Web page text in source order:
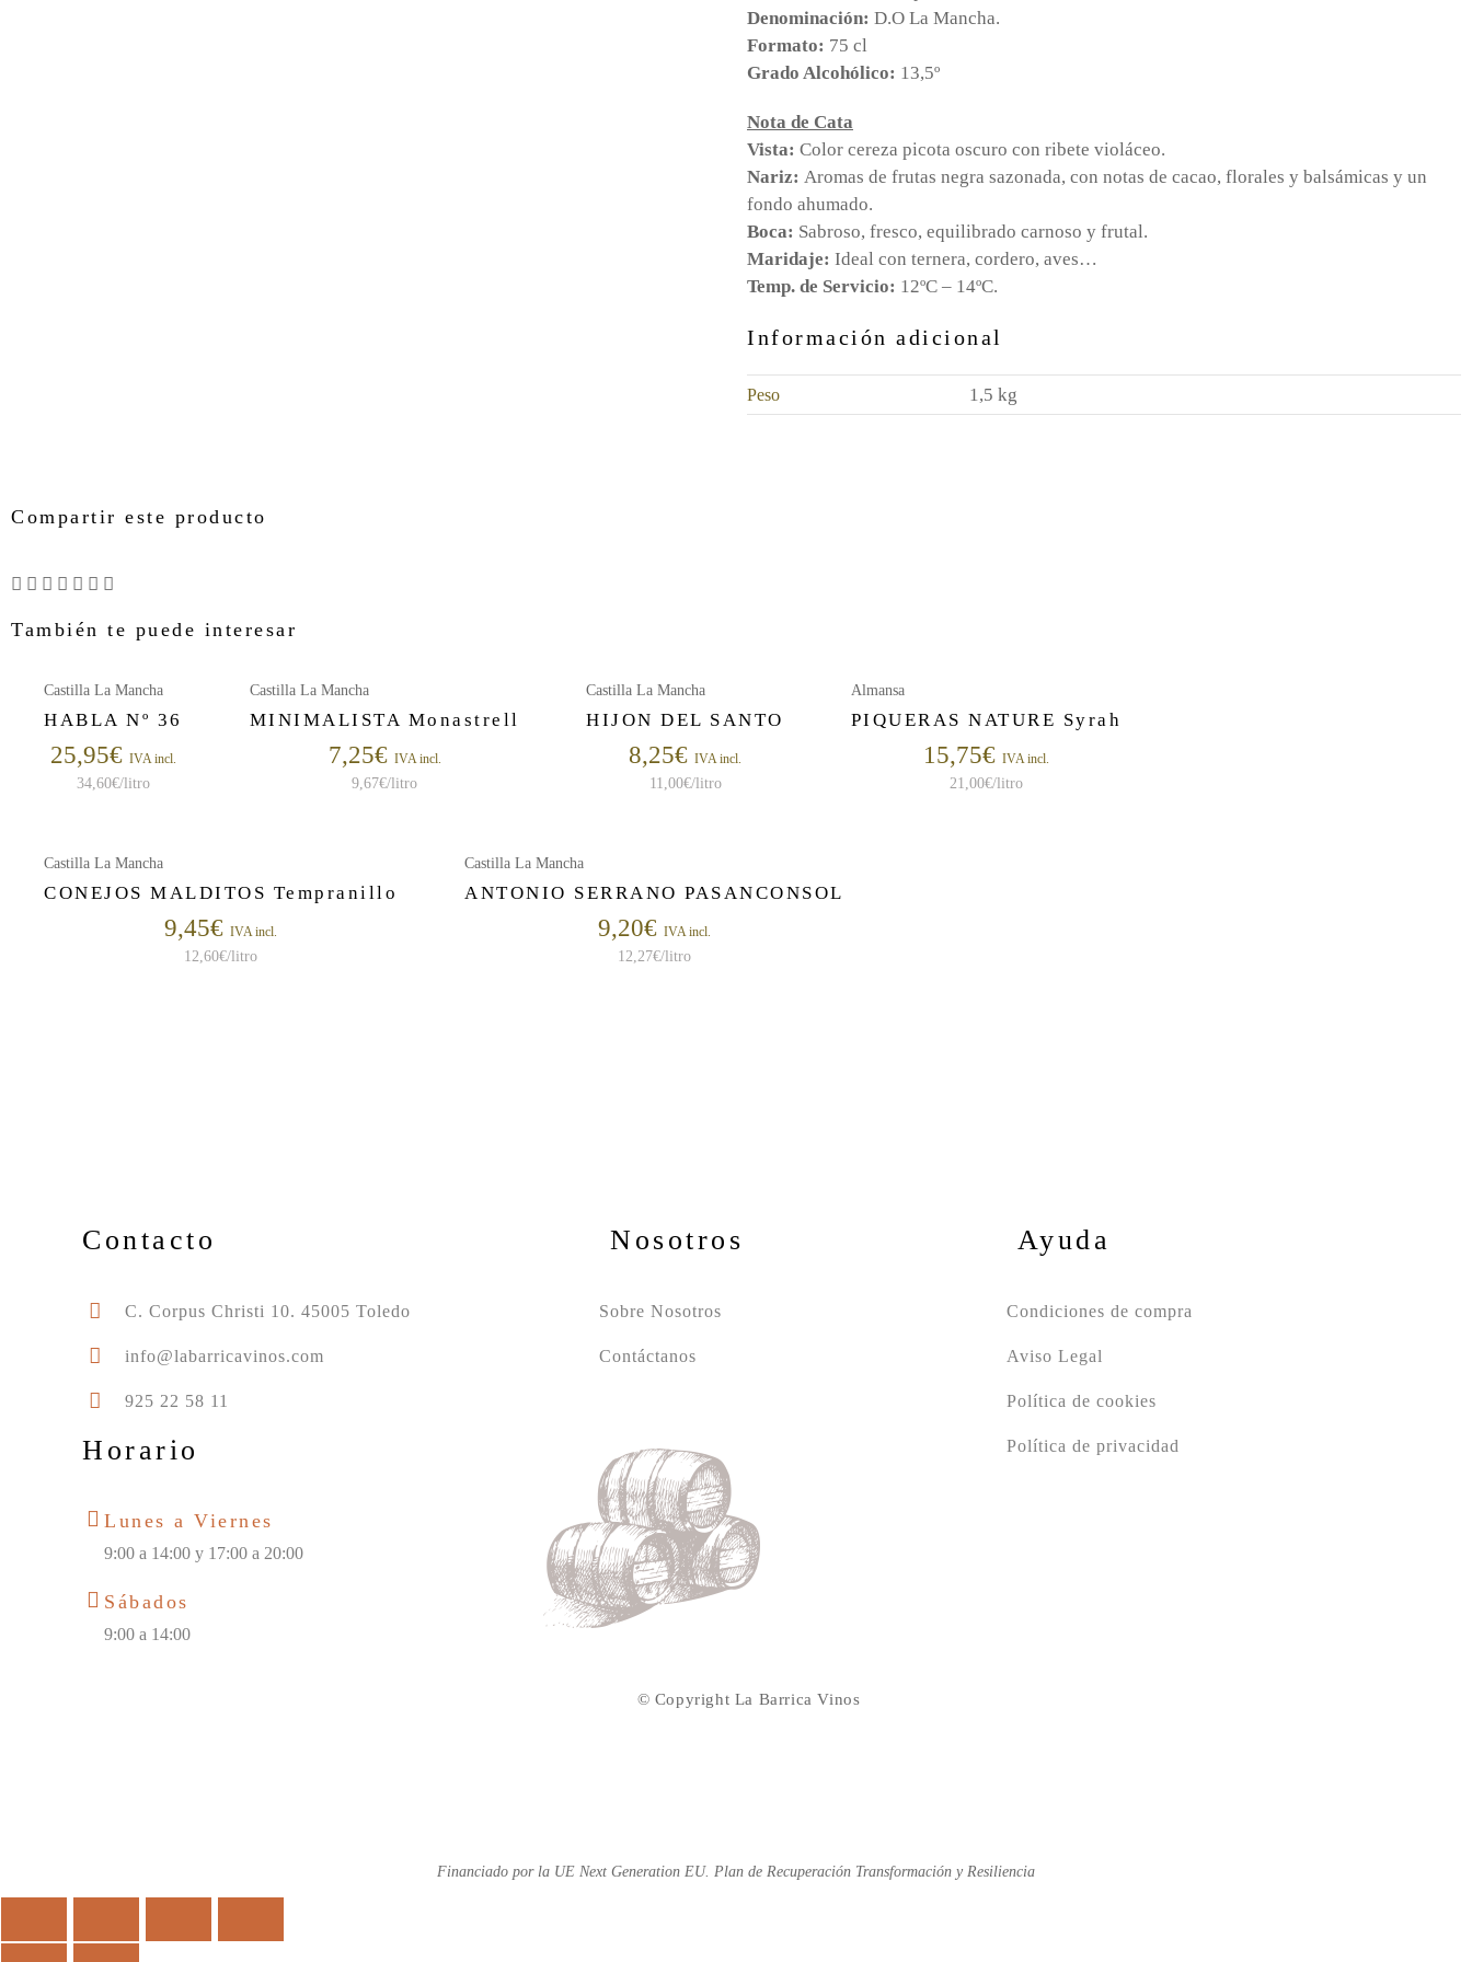
Denominación: D.O La Mancha.
Formato: 75 cl
Grado Alcohólico: 13,5º
Nota de Cata
Vista: Color cereza picota oscuro con ribete violáceo.
Nariz: Aromas de frutas negra sazonada, con notas de cacao, florales y balsámicas y un
fondo ahumado.
Boca: Sabroso, fresco, equilibrado carnoso y frutal.
Maridaje: Ideal con ternera, cordero, aves…
Temp. de Servicio: 12ºC – 14ºC.
Información adicional
Peso 1,5 kg
Compartir este producto
También te puede interesar
Castilla La Mancha
HABLA Nº 36
25,95€ IVA incl.
34,60€/litro
Castilla La Mancha
MINIMALISTA Monastrell
7,25€ IVA incl.
9,67€/litro
Castilla La Mancha
HIJON DEL SANTO
8,25€ IVA incl.
11,00€/litro
Almansa
PIQUERAS NATURE Syrah
15,75€ IVA incl.
21,00€/litro
Castilla La Mancha
CONEJOS MALDITOS Tempranillo
9,45€ IVA incl.
12,60€/litro
Castilla La Mancha
ANTONIO SERRANO PASANCONSOL
9,20€ IVA incl.
12,27€/litro
Contacto
C. Corpus Christi 10. 45005 Toledo
info@labarricavinos.com
925 22 58 11
Horario
Lunes a Viernes
9:00 a 14:00 y 17:00 a 20:00
Sábados
9:00 a 14:00
Nosotros
Sobre Nosotros
Contáctanos
Ayuda
Condiciones de compra
Aviso Legal
Política de cookies
Política de privacidad
© Copyright La Barrica Vinos
Financiado por la UE Next Generation EU. Plan de Recuperación Transformación y Resiliencia